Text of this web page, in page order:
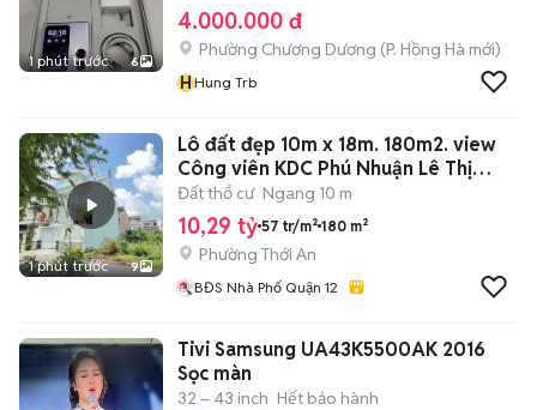
1 phút trước 6
4.000.000 đ
Phường Chương Dương (P. Hồng Hà mới)
HHung Trb
1 phút trước 9
Lô đất đẹp 10m x 18m. 180m2. view
Công viên KDC Phú Nhuận Lê Thị
Riêng
Đất thổ cư Ngang 10 m
10,29 tỷ 57 tr/m² 180 m²
Phường Thới An
BĐS Nhà Phố Quận 12
Tivi Samsung UA43K5500AK 2016
Sọc màn
32 – 43 inch Hết bảo hành